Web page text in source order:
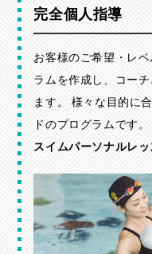
完全個人指導
お客様のご希望・レ
ラムを作成し、コー
ます。
様々な目的に
ドのプログラムです。
スイムパーソナルレ